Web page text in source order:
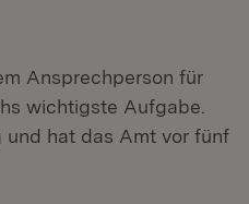
Ansprechperson für
wichtigste Aufgabe.
hat das Amt vor fünf